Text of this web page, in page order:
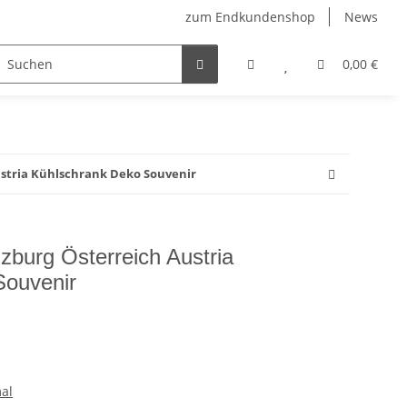
zum Endkundenshop News
0,00 €
FFP2-Masken
Kühlschrank Deko Souvenir
Österreich Austria